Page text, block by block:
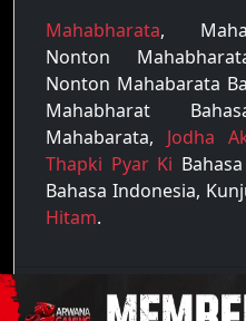
Mahabharata,
Nonton
Nonton Mahabarata
Mahabharat
Mahabarata, Jodha
Thapki Pyar Ki
Bahasa Indonesia,
Hitam.
Copyright © 2022 -